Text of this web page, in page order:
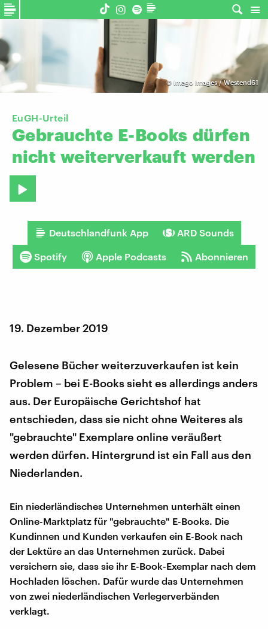
© imago images / Westend61
EuGH-Urteil
Gebrauchte E-Books dürfen
nicht weiterverkauft werden
Deutschlandfunk App ARD Sounds
Spotify Apple Podcasts Abonnieren
19. Dezember 2019
Gelesene Bücher weiterzuverkaufen ist kein
Problem – bei E-Books sieht es allerdings anders
aus. Der Europäische Gerichtshof hat
entschieden, dass sie nicht ohne Weiteres als
"gebrauchte" Exemplare online veräußert
werden dürfen. Hintergrund ist ein Fall aus den
Niederlanden.
Ein niederländisches Unternehmen unterhält einen
Online-Marktplatz für "gebrauchte" E-Books. Die
Kundinnen und Kunden verkaufen ein E-Book nach
der Lektüre an das Unternehmen zurück. Dabei
versichern sie, dass sie ihr E-Book-Exemplar nach dem
Hochladen löschen. Dafür wurde das Unternehmen
von zwei niederländischen Verlegerverbänden
verklagt.